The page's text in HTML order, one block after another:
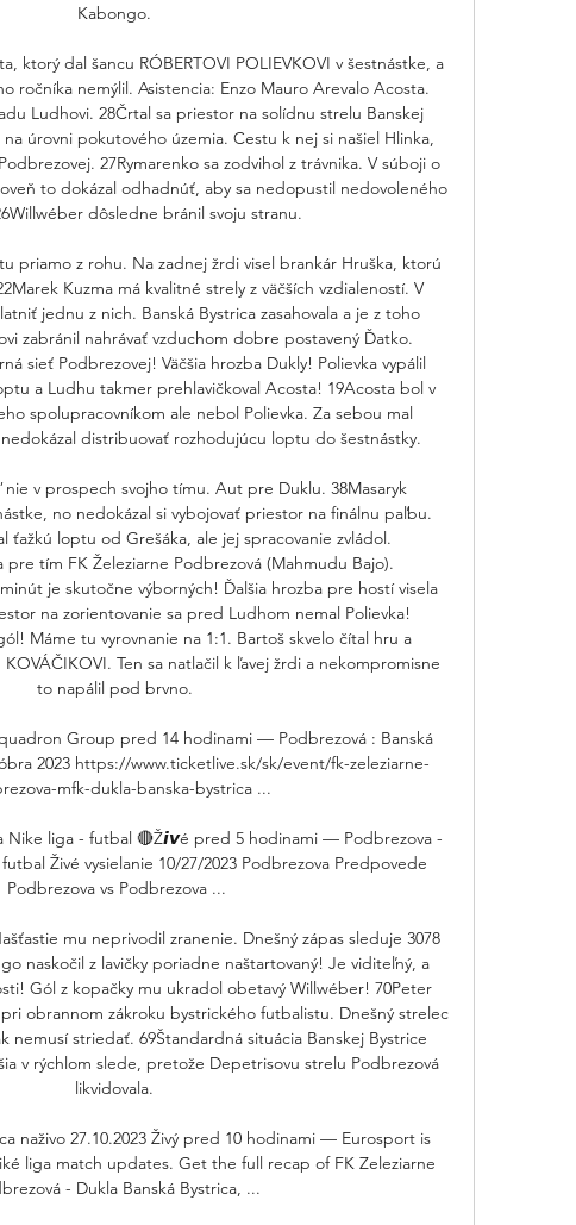
Kabongo.
ktorý dal šancu RÓBERTOVI POLIEVKOVI v šestnástke, a
ročníka nemýlil. Asistencia: Enzo Mauro Arevalo Acosta.
Ludhovi. 28Črtal sa priestor na solídnu strelu Banskej
úrovni pokutového územia. Cestu k nej si našiel Hlinka,
27Rymarenko sa zodvihol z trávnika. V súboji o
to dokázal odhadnúť, aby sa nedopustil nedovoleného
dôsledne bránil svoju stranu.
priamo z rohu. Na zadnej žrdi visel brankár Hruška, ktorú
Kuzma má kvalitné strely z väčších vzdialeností. V
jednu z nich. Banská Bystrica zasahovala a je z toho
zabránil nahrávať vzduchom dobre postavený Ďatko.
sieť Podbrezovej! Väčšia hrozba Dukly! Polievka vypálil
a Ludhu takmer prehlavičkoval Acosta! 19Acosta bol v
spolupracovníkom ale nebol Polievka. Za sebou mal
distribuovať rozhodujúcu loptu do šestnástky.
nie v prospech svojho tímu. Aut pre Duklu. 38Masaryk
no nedokázal si vybojovať priestor na finálnu paľbu.
ťažkú loptu od Grešáka, ale jej spracovanie zvládol.
pre tím FK Železiarne Podbrezová (Mahmudu Bajo).
je skutočne výborných! Ďalšia hrozba pre hostí visela
na zorientovanie sa pred Ludhom nemal Polievka!
Máme tu vyrovnanie na 1:1. Bartoš skvelo čítal hru a
KOVÁČIKOVI. Ten sa natlačil k ľavej žrdi a nekompromisne
to napálil pod brvno.
Group pred 14 hodinami — Podbrezová : Banská
2023 https://www.ticketlive.sk/sk/event/fk-zeleziarne-
mfk-dukla-banska-bystrica ...
Nike liga - futbal 🔴Ž𝙞𝙫é pred 5 hodinami — Podbrezova -
Živé vysielanie 10/27/2023 Podbrezova Predpovede
Podbrezova vs Podbrezova ...
mu neprivodil zranenie. Dnešný zápas sleduje 3078
naskočil z lavičky poriadne naštartovaný! Je viditeľný, a
Gól z kopačky mu ukradol obetavý Willwéber! 70Peter
obrannom zákroku bystrického futbalistu. Dnešný strelec
nemusí striedať. 69Štandardná situácia Banskej Bystrice
v rýchlom slede, pretože Depetrisovu strelu Podbrezová
likvidovala.
naživo 27.10.2023 Živý pred 10 hodinami — Eurosport is
liga match updates. Get the full recap of FK Zeleziarne
- Dukla Banská Bystrica, ...